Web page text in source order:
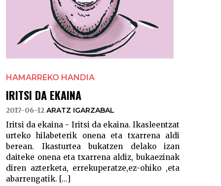
HAMARREKO HANDIA
IRITSI DA EKAINA
2017-06-12 ARATZ IGARZABAL
Iritsi da ekaina - Iritsi da ekaina. Ikasleentzat
urteko hilabeterik onena eta txarrena aldi
berean. Ikasturtea bukatzen delako izan
daiteke onena eta txarrena aldiz, bukaezinak
diren azterketa, errekuperatze,ez-ohiko ,eta
abarrengatik. [...]